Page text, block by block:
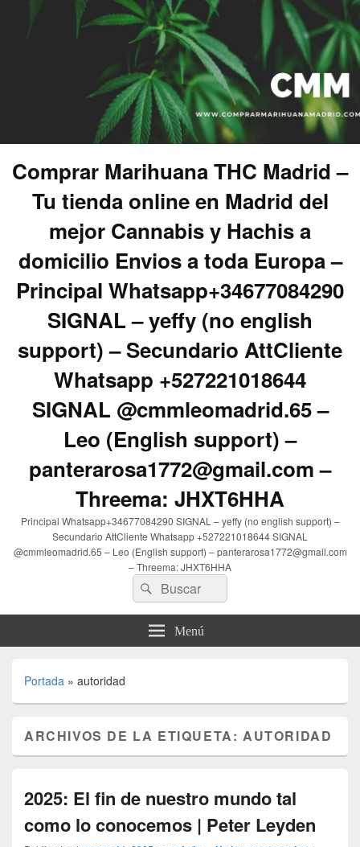
Comprar Marihuana THC Madrid –
Tu tienda online en Madrid del
mejor Cannabis y Hachis a
domicilio Envios a toda Europa –
Principal Whatsapp+34677084290
SIGNAL – yeffy (no english
support) – Secundario AttCliente
Whatsapp +527221018644
SIGNAL @cmmleomadrid.65 –
Leo (English support) –
panterarosa1772@gmail.com –
Threema: JHXT6HHA
Principal Whatsapp+34677084290 SIGNAL – yeffy (no english support) –
Secundario AttCliente Whatsapp +527221018644 SIGNAL
@cmmleomadrid.65 – Leo (English support) – panterarosa1772@gmail.com
– Threema: JHXT6HHA
Buscar
por:
Buscar
Menú
Portada » autoridad
ARCHIVOS DE LA ETIQUETA:AUTORIDAD
2025: El fin de nuestro mundo tal
como lo conocemos | Peter Leyden